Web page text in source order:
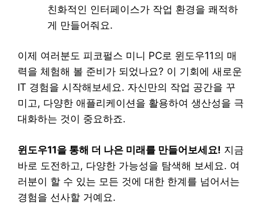
친화적인 인터페이스가 작업 환경을 쾌적하
게 만들어줘요.
이제 여러분도 피코펄스 미니 PC로 윈도우11의 매
력을 체험해 볼 준비가 되었나요? 이 기회에 새로운
IT 경험을 시작해보세요. 자신만의 작업 공간을 꾸
미고, 다양한 애플리케이션을 활용하여 생산성을 극
대화하는 것이 중요하죠.
윈도우11을 통해 더 나은 미래를 만들어보세요! 지금
바로 도전하고, 다양한 가능성을 탐색해 보세요. 여
러분이 할 수 있는 모든 것에 대한 한계를 넘어서는
경험을 선사할 거예요.